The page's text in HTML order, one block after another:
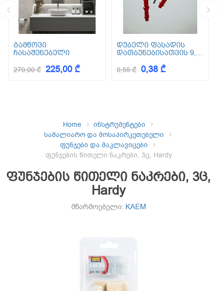
გამწოვი
ჩასაშენებელი
270,00 ₾ 225,00 ₾
დუბელი ფასადის
დათბუნებისათვის 9,5
0,55 ₾ 0,38 ₾
Home
ინსტრუმენტები
სამალიარო და მოსაპირკეთებელი
ფუნჯები და მაკლავიცები
ფუნჯების წითელი ნაკრები, 3ც, Hardy
ფუნჯების წითელი ნაკრები, 3ც,
Hardy
მწარმოებელი: KAEM